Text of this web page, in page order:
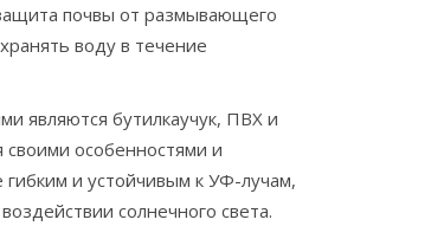
почвы от размывающего
воду в течение
являются бутилкаучук, ПВХ и
своими особенностями и
гибким и устойчивым к УФ-лучам,
солнечного света.